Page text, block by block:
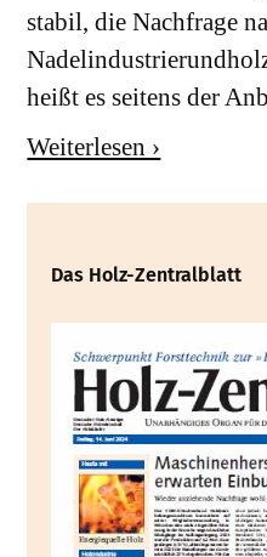
stabil, die Nachfrage
heißt es seitens der
Weiterlesen ›
Das Holz-Zentralblatt